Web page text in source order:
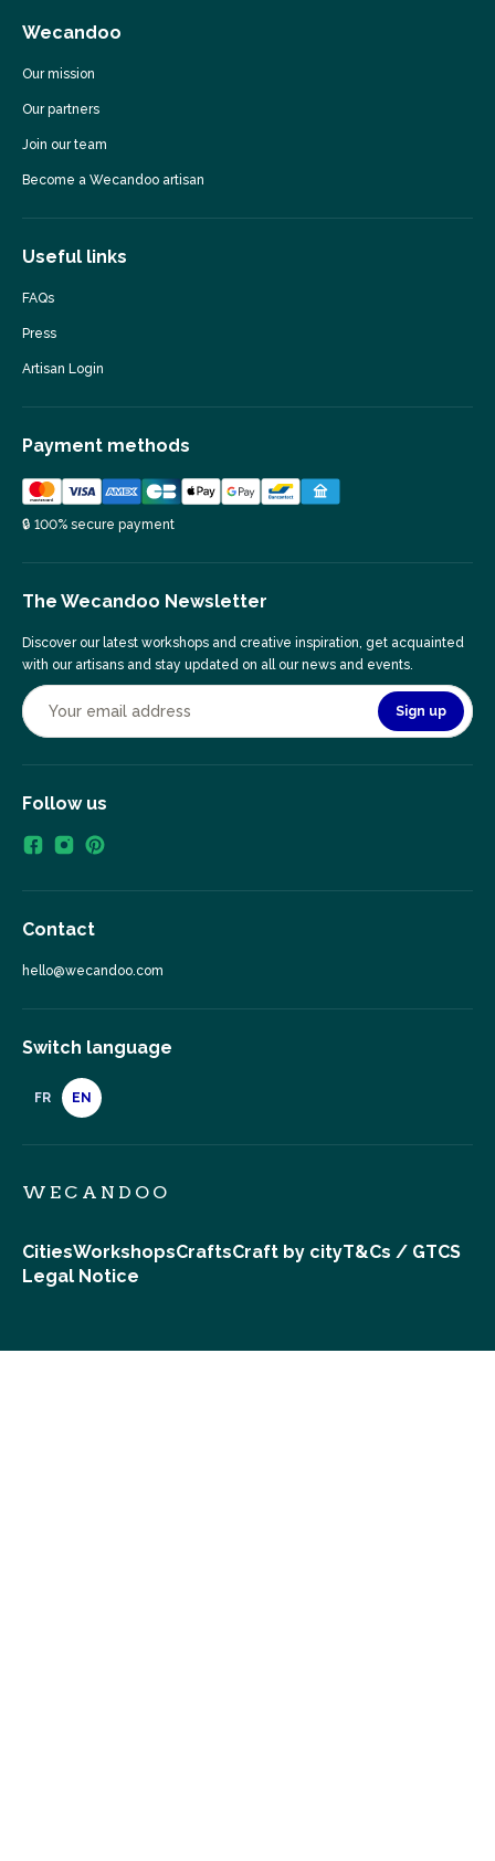
Wecandoo
Our mission
Our partners
Join our team
Become a Wecandoo artisan
Useful links
FAQs
Press
Artisan Login
Payment methods
🔒 100% secure payment
The Wecandoo Newsletter
Discover our latest workshops and creative inspiration, get acquainted
with our artisans and stay updated on all our news and events.
Sign up
Follow us
Contact
hello@wecandoo.com
Switch language
FR EN
WECANDOO
CitiesWorkshopsCraftsCraft by cityT&Cs / GTCS
Legal Notice